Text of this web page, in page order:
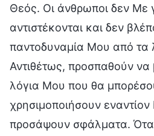
Θεός. Οι άνθρωποι δεν Με
αντιστέκονται και δεν
παντοδυναμία Μου από τα
Αντιθέτως, προσπαθούν να
λόγια Μου που θα
χρησιμοποιήσουν
προσάψουν σφάλματα.